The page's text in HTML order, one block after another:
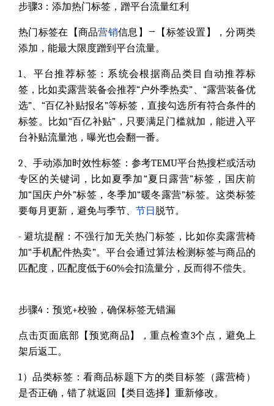
步骤3：添加热门标签，蹭平台流量红利
热门标签在【商品营销信息】→【标签设置】，分两类
添加，能最大限度蹭到平台流量。
1、平台推荐标签： 系统会根据商品类目自动推荐标
签，比如卖露营装备会推荐“户外季热卖”、“露营装备优
选”、“百亿补贴报名”等标签，直接勾选所有符合条件的
标签。比如“百亿补贴”，只要满足门槛就加，能进入平
台补贴流量池，曝光也会翻一番。
2、手动添加时效性标签： 参考TEMU平台热搜栏或活动
专区的关键词，比如夏季加“夏日露营”标签，国庆前
加“国庆户外”标签，冬季加“暖冬露营”标签。这类标签
要每月更新，避免与季节、 节日 脱节。
- 避坑提醒： 不强行加无关热门标签，比如你卖露营椅
加“手机配件热卖”。平台会通过算法检测标签与商品的
匹配度，匹配度低于60%会扣流量分，反而得不偿失。
步骤4：预览+校验，确保标签无错漏
点击页面底部【预览商品】，重点检查3个点，避免上
架后返工。
1）品类标签：看商品标题下方的类目标签（露营椅）
是否正确，错了就返回【类目选择】重新修改。